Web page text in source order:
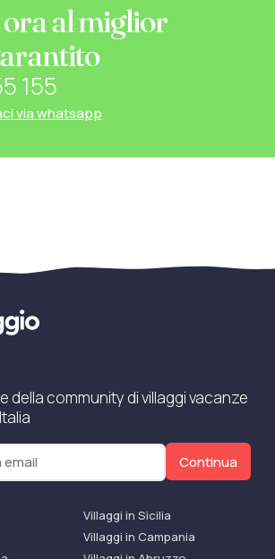
al miglior
155
via whatsapp
della community di villaggi vacanze
Continua
Villaggi in Sicilia
Villaggi in Campania